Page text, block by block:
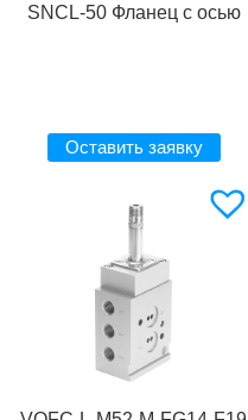
SNCL-50 Фланец с осью
Оставить заявку